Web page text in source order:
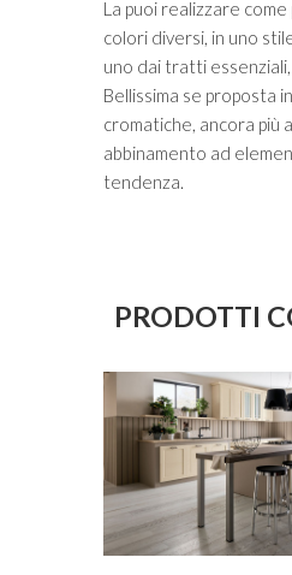
La puoi realizzare come
colori diversi, in uno
uno dai tratti essenziali,
Bellissima se proposta
cromatiche, ancora più
abbinamento ad
tendenza.
PRODOTTI